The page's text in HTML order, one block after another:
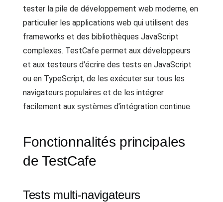
tester la pile de développement web moderne, en
particulier les applications web qui utilisent des
frameworks et des bibliothèques JavaScript
complexes. TestCafe permet aux développeurs
et aux testeurs d'écrire des tests en JavaScript
ou en TypeScript, de les exécuter sur tous les
navigateurs populaires et de les intégrer
facilement aux systèmes d'intégration continue.
Fonctionnalités principales
de TestCafe
Tests multi-navigateurs